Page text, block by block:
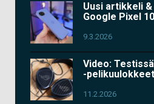
Uusi artikkeli
Google Pixel
9.3.2026
Video:
-pelikuulokkeet
11.2.2026